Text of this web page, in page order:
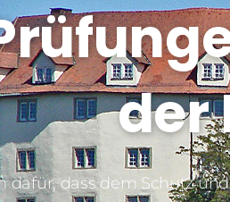
der
dafür, dass dem Schutz